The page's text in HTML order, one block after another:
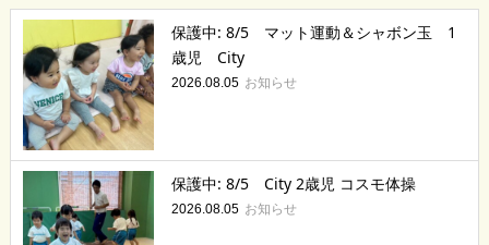
保護中: 8/5 マット運動＆シャボン玉 1
歳児 City
2026.08.05 お知らせ
保護中: 8/5 City 2歳児 コスモ体操
2026.08.05 お知らせ